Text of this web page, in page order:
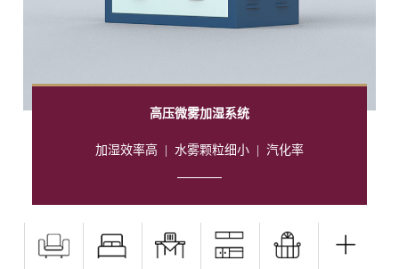
高压微雾加湿系统
加湿效率高 水雾颗粒细小| 汽化率